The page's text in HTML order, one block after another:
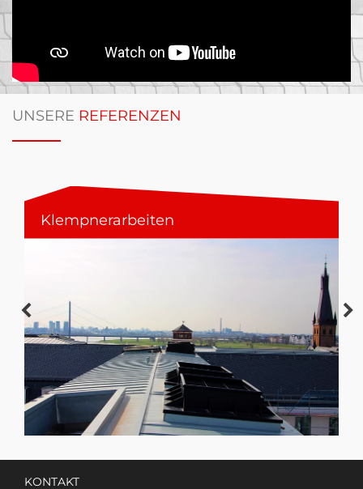
UNSERE REFERENZEN
Terrassen
KONTAKT